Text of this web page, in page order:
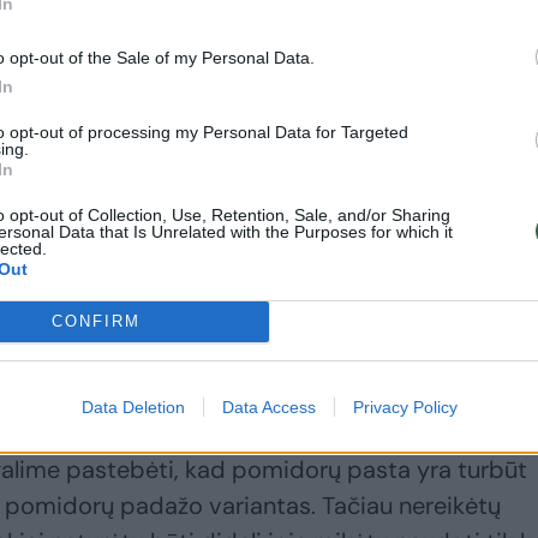
opt-out of the Sale of my Personal Data.
opt-out of processing my Personal Data for Targeted
opt-out of Collection, Use, Retention, Sale, and/or Sharing
Data that Is Unrelated with the Purposes for which it
CONFIRM
Data Deletion Data Access Privacy Policy
kepėjų galėtų įvardinti savo mėgstamiausią
Lietuvoje vyrauja įprasti, jau ilgas
Vienas tokių – pomidorų padažas,
pasirinkimo galimybėmis prekybos
palankios mitybos konsultantės, gydytojos
vieni šio padažo variantai yra sveikatai
dalių kiekis. Esminė taisyklė – kuo mažiau
– tuo geresnė gaminio kokybė.
pastebėti, kad pomidorų pasta yra turbūt
padažo variantas. Tačiau nereikėtų